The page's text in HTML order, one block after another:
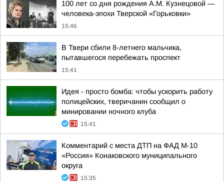
100 лет со дня рождения А.М. Кузнецовой —
человека-эпохи Тверской «Горьковки»
15:46
В Твери сбили 8-летнего мальчика,
пытавшегося перебежать проспект
15:41
Идея - просто бомба: чтобы ускорить работу
полицейских, тверичанин сообщил о
минировании ночного клуба
15:41
Комментарий с места ДТП на ФАД М-10
«Россия» Конаковского муниципального
округа
15:35